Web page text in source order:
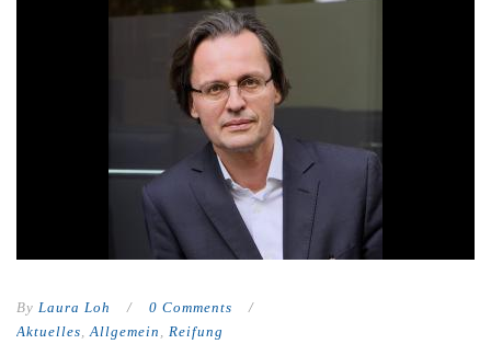
By Laura Loh / 0 Comments
/
Aktuelles, Allgemein , Reifung